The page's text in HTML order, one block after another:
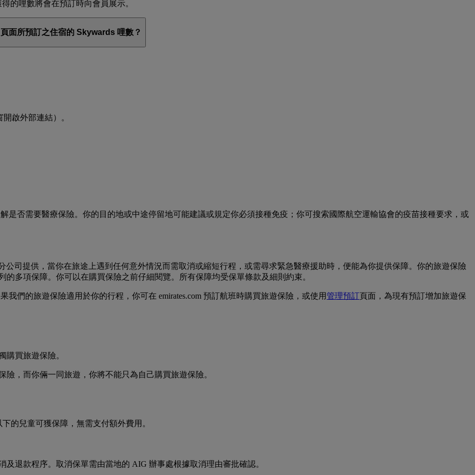
的哩數將會在預訂時向會員展示。
面所預訂之住宿的 Skywards 哩數？
開啟外部連結） 。
是否需要醫療保險。你的目的地或中途停留地可能建議或規定你必須接種免疫；你可搜索國際航空運輸協會的疫苗接種要求，或
公司提供，當你在旅途上遇到任何意外情況而需取消或縮短行程，或需尋求緊急醫療援助時，便能為你提供保障。你的旅遊保險
的多項保障。你可以在購買保險之前仔細閱覽。所有保障均受保單條款及細則約束。
們的旅遊保險適用於你的行程，你可在 emirates.com 預訂航班時購買旅遊保險，或使用 管理預訂頁面，為現有預訂增加旅遊保
購買旅遊保險。
，而你倆一同旅遊，你將不能只為自己購買旅遊保險。
的兒童可獲保障，無需支付額外費用。
退款程序。取消保單需由當地的 AIG 辦事處根據取消理由審批確認。